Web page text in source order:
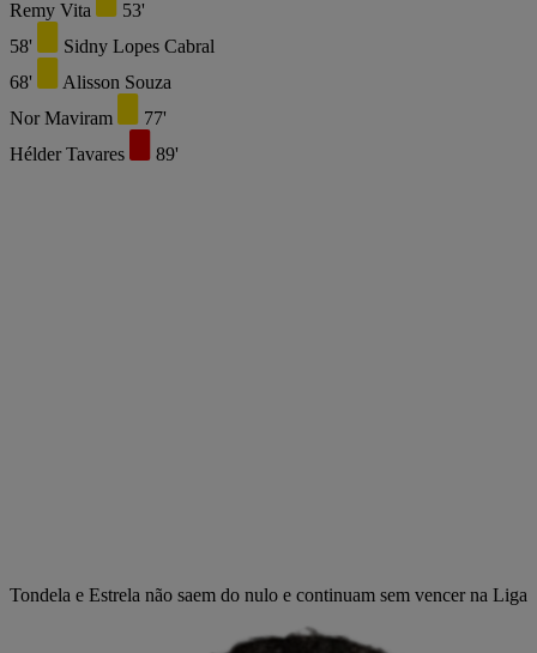
Remy Vita
53'
58'
Sidny Lopes Cabral
68'
Alisson Souza
Nor Maviram
77'
Hélder Tavares
89'
Tondela e Estrela não saem do nulo e continuam sem vencer na Liga